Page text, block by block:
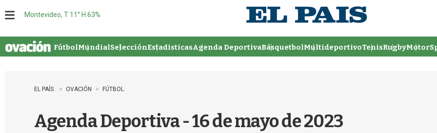
u
Montevideo, T 11° H 63%
FútbolMundialSelecciónEstadisticasAgenda DeportivaBásquetbolMultideportivoTenisRugby
EL PAÍS OVACIÓN FÚTBOL
Agenda Deportiva - 16 de mayo de 2023